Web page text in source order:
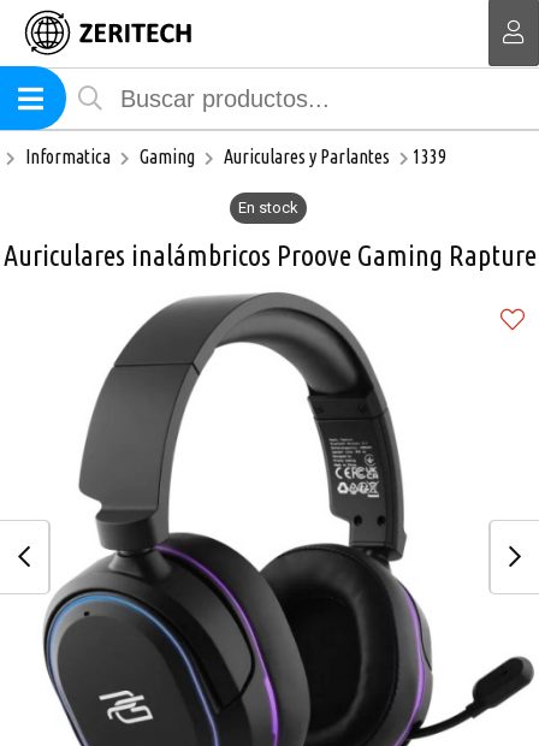
Compartir por email
Enviar
Informatica Gaming Auriculares y Parlantes 1339
En stock
Auriculares inalámbricos Proove Gaming Rapture